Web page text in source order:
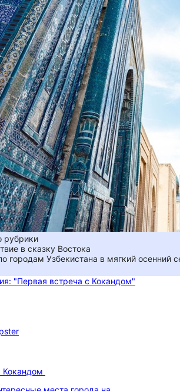
в сказку Востока
городам Узбекистана в мягкий осенний
Кокандом